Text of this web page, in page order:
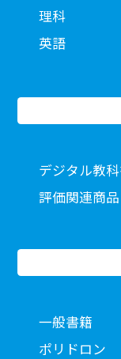
理科
英語
デジタル教
評価関連商品
一般書籍
ポリドロン